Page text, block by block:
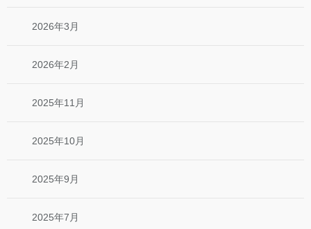
2026年3月
2026年2月
2025年11月
2025年10月
2025年9月
2025年7月